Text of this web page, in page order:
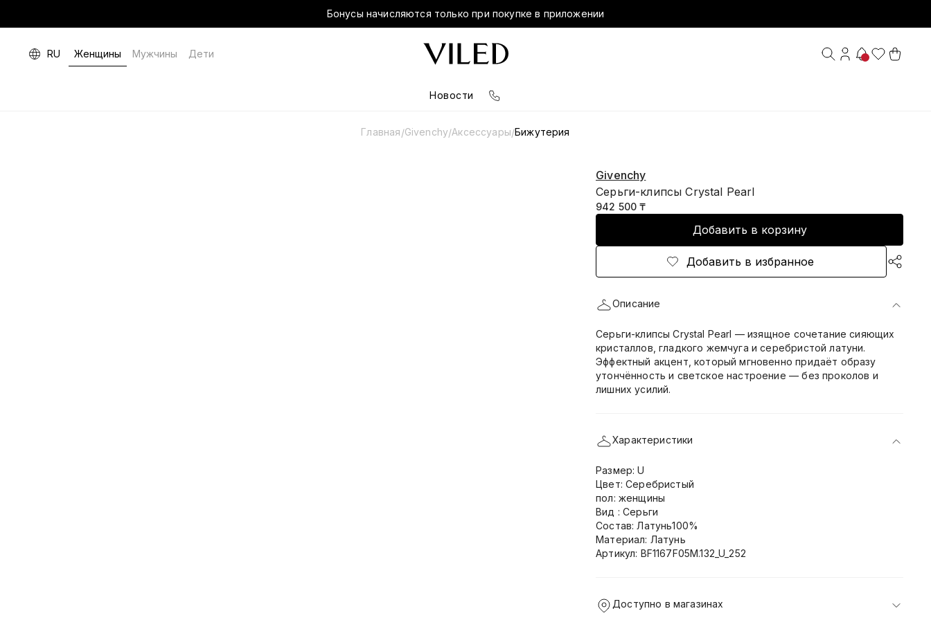
Бонусы начисляются только при покупке в приложении
RU Женщины Мужчины Дети
Новости
Главная/Givenchy/Аксессуары/Бижутерия
Givenchy
Серьги-клипсы Crystal Pearl
942 500 ₸
Добавить в корзину
Добавить в избранное
Описание
Серьги-клипсы Crystal Pearl — изящное сочетание сияющих
кристаллов, гладкого жемчуга и серебристой латуни.
Эффектный акцент, который мгновенно придаёт образу
утончённость и светское настроение — без проколов и
лишних усилий.
Характеристики
Размер: U
Цвет: Серебристый
пол: женщины
Вид : Серьги
Состав: Латунь100%
Материал: Латунь
Артикул: BF1167F05M.132_U_252
Доступно в магазинах